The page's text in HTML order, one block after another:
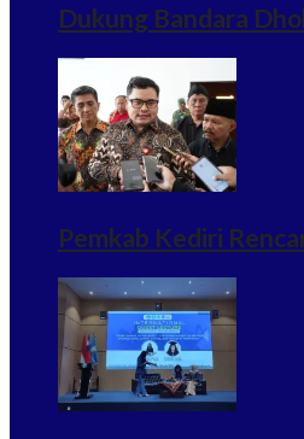
Dukung Bandara
Pemkab Kediri